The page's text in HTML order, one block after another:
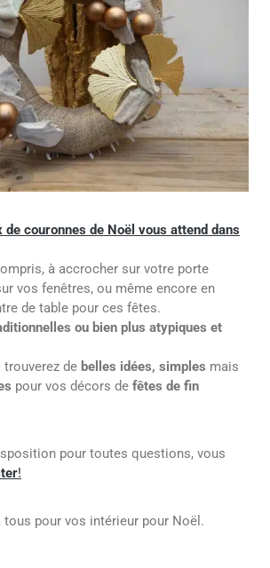
de couronnes de Noël vous attend dans
à accrocher sur votre porte
vos fenêtres, ou même encore en
de table pour ces fêtes.
ou bien plus atypiques et
trouverez de belles idées, simples mais
pour vos décors de fêtes de fin
pour toutes questions, vous
!
tous pour vos intérieur pour Noël.